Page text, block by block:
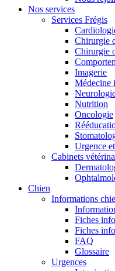
Nos services
Services Frégis
Chirurgie
Chirurgie
Imagerie
Médecine
Nutrition
Oncologie
Urgence
Cabinets
Chien
Informations
Fiches
Fiches
FAQ
Glossaire
Urgences